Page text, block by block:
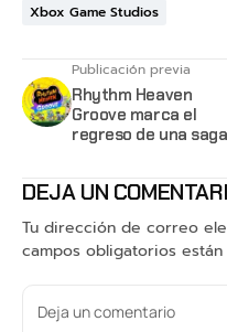
Xbox Game Studios
Publicación previa
Rhythm Heaven
Groove marca el
regreso de una saga
DEJA UN
Tu dirección de correo
campos obligatorios